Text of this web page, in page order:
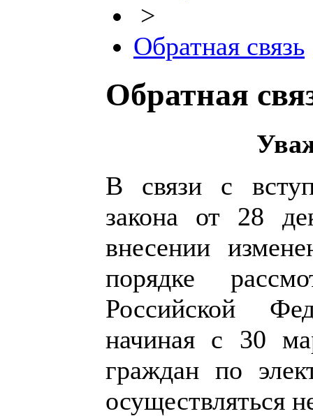
>
Обратная связь
Обратная
В связи с
закона от 28
внесении
порядке
Российской
начиная с 30
граждан по
осуществляться